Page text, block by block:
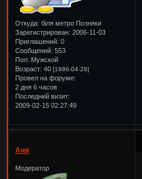
Откуда: біля метро Позняки
Зарегистрирован: 2006-11-03
Приглашений: 0
Сообщений: 553
Пол: Мужской
Возраст: 40[1986-04-28]
Провел на форуме:
2 дня 6 часов
Последний визит:
2009-02-15 02:27:49
Аня
Модератор